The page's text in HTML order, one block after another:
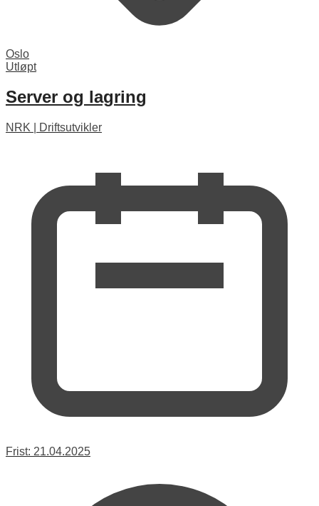
Oslo
Utløpt
Server og lagring
NRK Driftsutvikler
Frist: 21.04.2025